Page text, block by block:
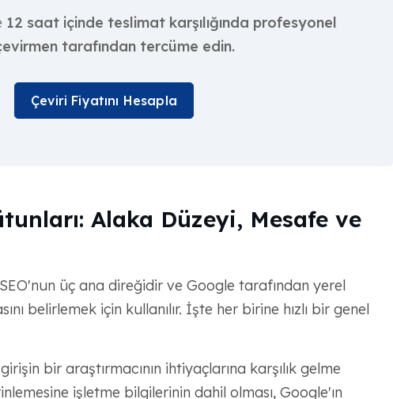
12 saat içinde teslimat karşılığında profesyonel
tarafından tercüme edin.
Çeviri Fiyatını Hesapla
Alaka Düzeyi, Mesafe ve
üç ana direğidir ve Google tarafından yerel
belirlemek için kullanılır. İşte her birine hızlı bir genel
bir araştırmacının ihtiyaçlarına karşılık gelme
işletme bilgilerinin dahil olması, Google'ın